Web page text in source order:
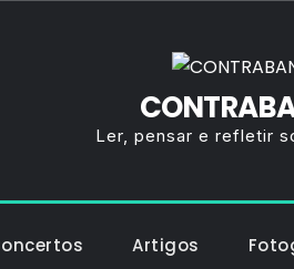
Ler, pensar e refletir
Artigos